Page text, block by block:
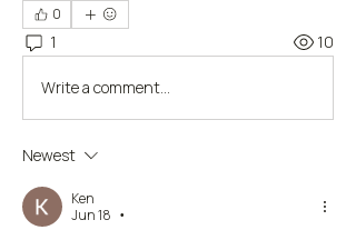
0
1 10
Write a comment...
Newest
Ken
Jun 18
•